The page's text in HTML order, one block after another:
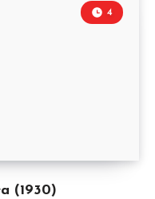
(1930)
4